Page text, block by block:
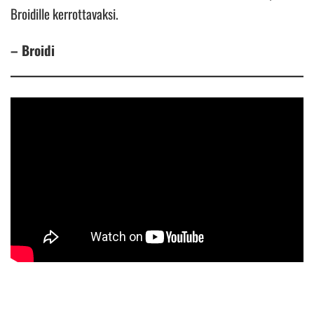
Broidille kerrottavaksi.
– Broidi